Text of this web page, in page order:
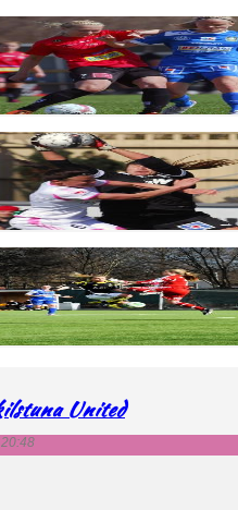
QBIK
Bunkeflo – QBIK
– Mallbackens IF
United